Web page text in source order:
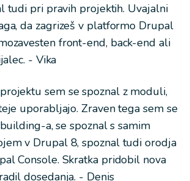
tudi pri pravih projektih. Uvajalni
da zagrizeš v platformo Drupal
front-end, back-end ali
- Vika
sem se spoznal z moduli,
uporabljajo. Zraven tega sem se
a, se spoznal s samim
v Drupal 8, spoznal tudi orodja
Console. Skratka pridobil nova
dosedanja. - Denis